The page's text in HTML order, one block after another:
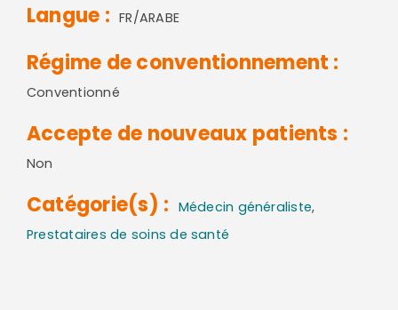
Langue : FR/ARABE
Régime de conventionnement :
Conventionné
Accepte de nouveaux patients :
Non
Catégorie(s) : Médecin généraliste,
Prestataires de soins de santé